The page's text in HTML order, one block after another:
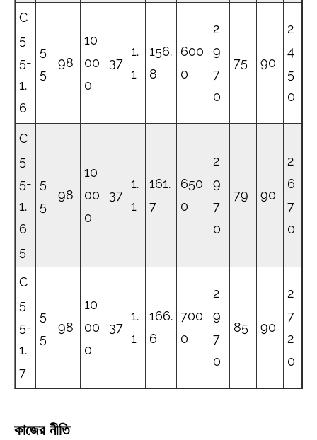
C
5
5-
1.
6
5
5
98
10
00
0
37
1.
1
156.
8
600
0
2
9
7
0
75 90
2
4
5
0
C
5
5-
1.
6
5
5
5
98
10
00
0
37
1.
1
161.
7
650
0
2
9
7
0
79 90
2
6
7
0
C
5
5-
1.
7
5
5
98
10
00
0
37
1.
1
166.
6
700
0
2
9
7
0
85 90
2
7
2
0
কাজের নীতি